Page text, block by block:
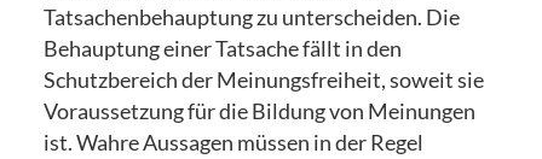
Tatsachenbehauptung zu unterscheiden. Die
Behauptung einer Tatsache fällt in den
Schutzbereich der Meinungsfreiheit, soweit sie
Voraussetzung für die Bildung von Meinungen
ist. Wahre Aussagen müssen in der Regel